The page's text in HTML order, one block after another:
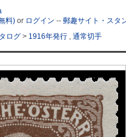
料) or ログイン -- 郵趣サイト・スタ
ログ > 1916年発行 , 通常切手